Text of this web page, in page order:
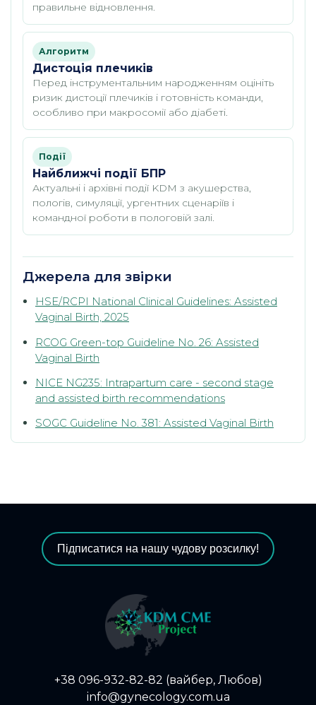
правильне відновлення.
Алгоритм
Дистоція плечиків
Перед інструментальним народженням оцініть
ризик дистоції плечиків і готовність команди,
особливо при макросомії або діабеті.
Події
Найближчі події БПР
Актуальні і архівні події KDM з акушерства,
пологів, симуляції, ургентних сценаріїв і
командної роботи в пологовій залі.
Джерела для звірки
HSE/RCPI National Clinical Guidelines: Assisted
Vaginal Birth, 2025
RCOG Green-top Guideline No. 26: Assisted
Vaginal Birth
NICE NG235: Intrapartum care - second stage
and assisted birth recommendations
SOGC Guideline No. 381: Assisted Vaginal Birth
Підписатися на нашу чудову розсилку!
+38 096-932-82-82 (вайбер, Любов)
info@gynecology.com.ua